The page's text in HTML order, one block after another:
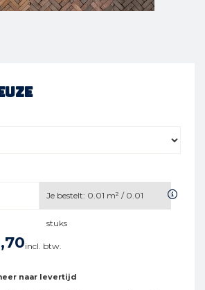
Je bestelt: 0.01 m² / 0.01
stuks
70incl. btw.
naar levertijd